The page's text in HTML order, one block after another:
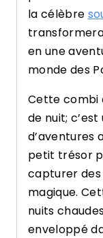
la célèbre
en une
monde des
Cette combi
de nuit;
d’aventures
petit trésor
capturer des
magique.
nuits
enveloppé